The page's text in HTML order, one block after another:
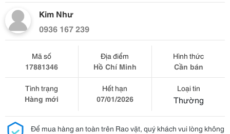
Kim Như
0936 167 239
Mã số
17881346
Địa điểm
Hồ Chí Minh
Hình thức
Cần bán
Tình trạng
Hàng mới
Hết hạn
07/01/2026
Loại tin
Thường
Để mua hàng an toàn trên Rao vặt, quý khách vui lòng không